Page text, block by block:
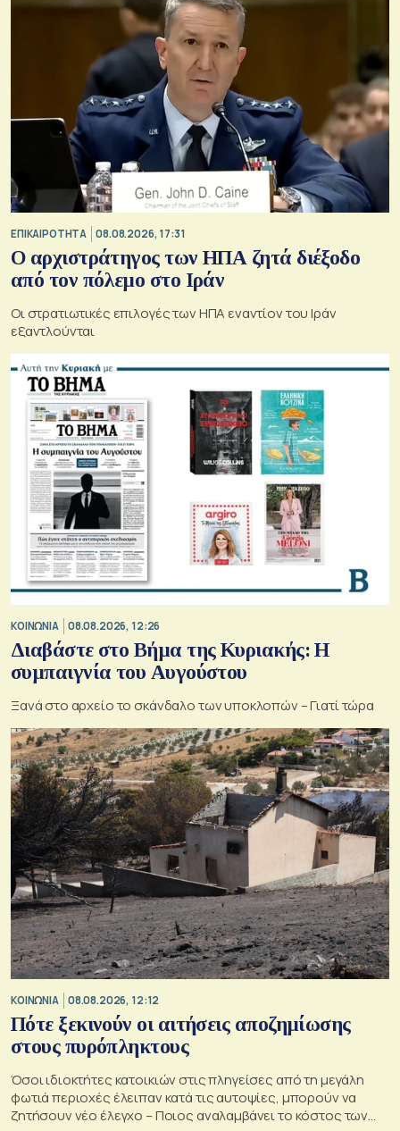
ΕΠΙΚΑΙΡΟΤΗΤΑ 08.08.2026, 17:31
Ο αρχιστράτηγος των ΗΠΑ ζητά διέξοδο
από τον πόλεμο στο Ιράν
Οι στρατιωτικές επιλογές των ΗΠΑ εναντίον του Ιράν
εξαντλούνται
ΚΟΙΝΩΝΙΑ 08.08.2026, 12:26
Διαβάστε στο Βήμα της Κυριακής: Η
συμπαιγνία του Αυγούστου
Ξανά στο αρχείο το σκάνδαλο των υποκλοπών – Γιατί τώρα
ΚΟΙΝΩΝΙΑ 08.08.2026, 12:12
Πότε ξεκινούν οι αιτήσεις αποζημίωσης
στους πυρόπληκτους
Όσοι ιδιοκτήτες κατοικιών στις πληγείσες από τη μεγάλη
φωτιά περιοχές έλειπαν κατά τις αυτοψίες, μπορούν να
ζητήσουν νέο έλεγχο – Ποιος αναλαμβάνει το κόστος των